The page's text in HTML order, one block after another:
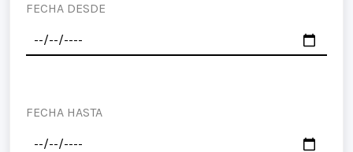
FECHA DESDE
FECHA HASTA